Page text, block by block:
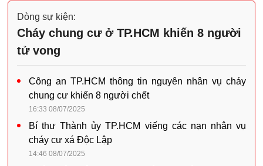
Dòng sự kiện:
Cháy chung cư ở TP.HCM khiến 8 người
tử vong
Công an TP.HCM thông tin nguyên nhân vụ cháy
chung cư khiến 8 người chết
16:33 08/07/2025
Bí thư Thành ủy TP.HCM viếng các nạn nhân vụ
cháy cư xá Độc Lập
14:46 08/07/2025